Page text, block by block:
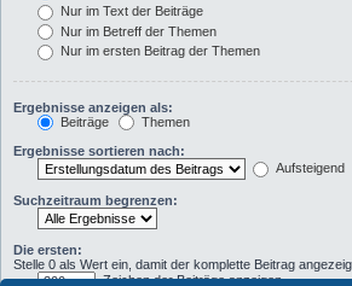
Nur im Text der Beiträge
Nur im Betreff der Themen
Nur im ersten Beitrag der Themen
Ergebnisse anzeigen als:
Beiträge
Themen
Ergebnisse sortieren nach:
Aufsteigend
Suchzeitraum begrenzen:
Die ersten:
Stelle 0 als Wert ein, damit der komplette Beitrag
Zeichen der Beiträge anzeigen